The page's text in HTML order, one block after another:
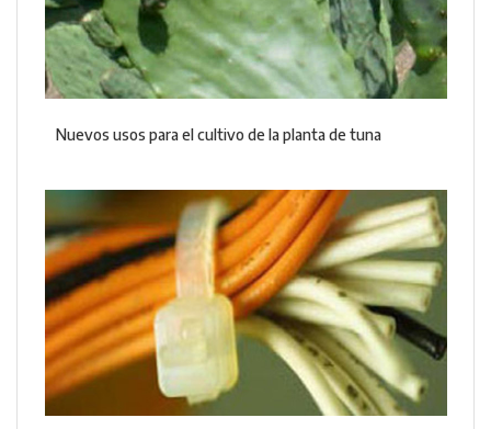
Nuevos usos para el cultivo de la planta de tuna